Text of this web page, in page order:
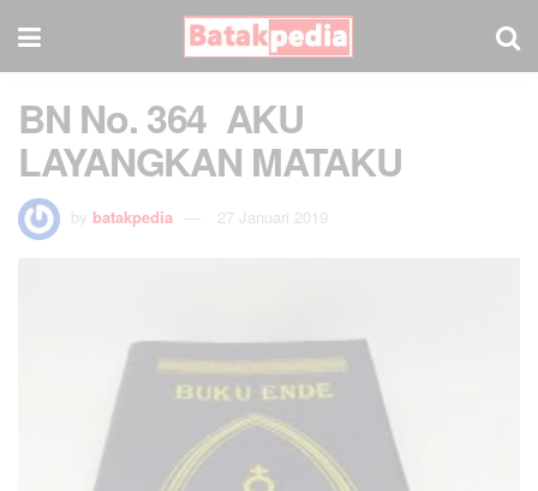
BN No. 364 AKU
LAYANGKAN MATAKU
by batakpedia 27 Januari 2019